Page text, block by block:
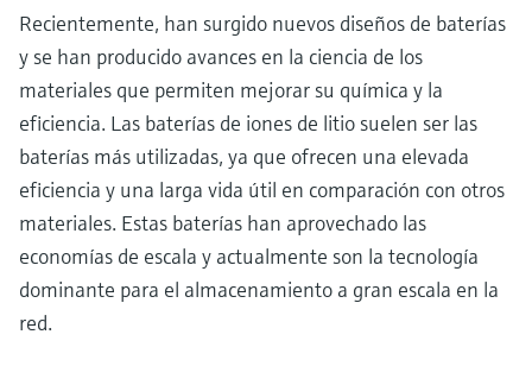
Recientemente, han surgido nuevos diseños de baterías
y se han producido avances en la ciencia de los
materiales que permiten mejorar su química y la
eficiencia. Las baterías de iones de litio suelen ser las
baterías más utilizadas, ya que ofrecen una elevada
eficiencia y una larga vida útil en comparación con otros
materiales. Estas baterías han aprovechado las
economías de escala y actualmente son la tecnología
dominante para el almacenamiento a gran escala en la
red.